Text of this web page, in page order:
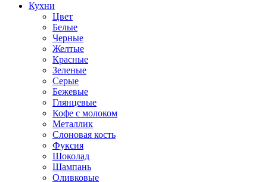
Кухни
Цвет
Белые
Черные
Желтые
Красные
Зеленые
Серые
Бежевые
Глянцевые
Кофе с молоком
Металлик
Слоновая кость
Фуксия
Шоколад
Шампань
Оливковые